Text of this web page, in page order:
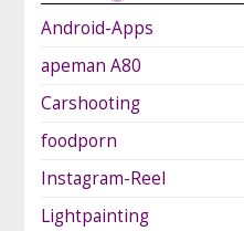
Android-Apps
apeman A80
Carshooting
foodporn
Instagram-Reel
Lightpainting